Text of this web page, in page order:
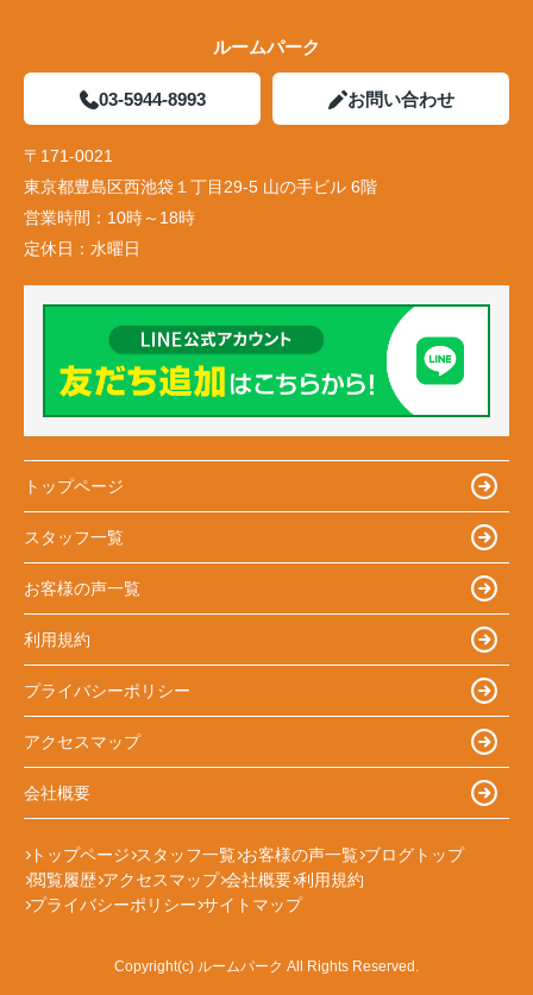
ルームパーク
03-5944-8993 お問い合わせ
〒171-0021
東京都豊島区西池袋１丁目29-5 山の手ビル 6階
営業時間： 10時～18時
定休日： 水曜日
トップページ
スタッフ一覧
お客様の声一覧
利用規約
プライバシーポリシー
アクセスマップ
会社概要
トップページ スタッフ一覧 お客様の声一覧 ブログトップ
閲覧履歴 アクセスマップ 会社概要 利用規約
プライバシーポリシー サイトマップ
Copyright(c) ルームパーク All Rights Reserved.